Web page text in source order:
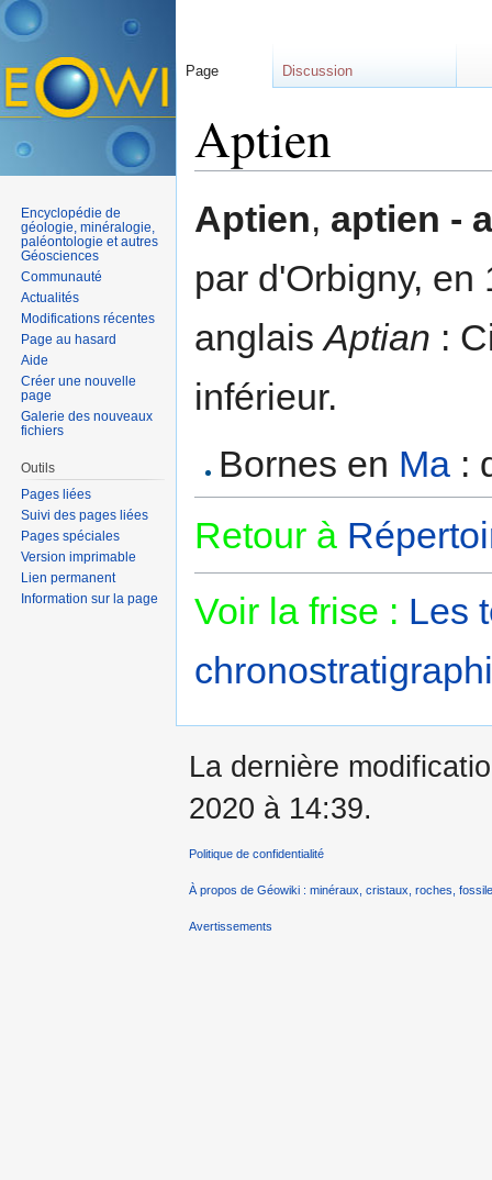
Aptien
Aptien, aptien -
par d'Orbigny,
anglaisAptian :
inférieur.
Bornes en Ma :
Retour à
Voir la frise : Les
Page Discussion
Encyclopédie de
géologie, minéralogie,
paléontologie et autres
Géosciences
Communauté
Actualités
Modifications récentes
Page au hasard
Aide
Créer une nouvelle
page
Galerie des nouveaux
fichiers
Outils
Pages liées
Suivi des pages liées
Pages spéciales
Version imprimable
Lien permanent
Information sur la page
La dernière
2020 à 14:39.
Politique de confidentialité
À propos de Géowiki : minéraux, cristaux, roches,
Avertissements